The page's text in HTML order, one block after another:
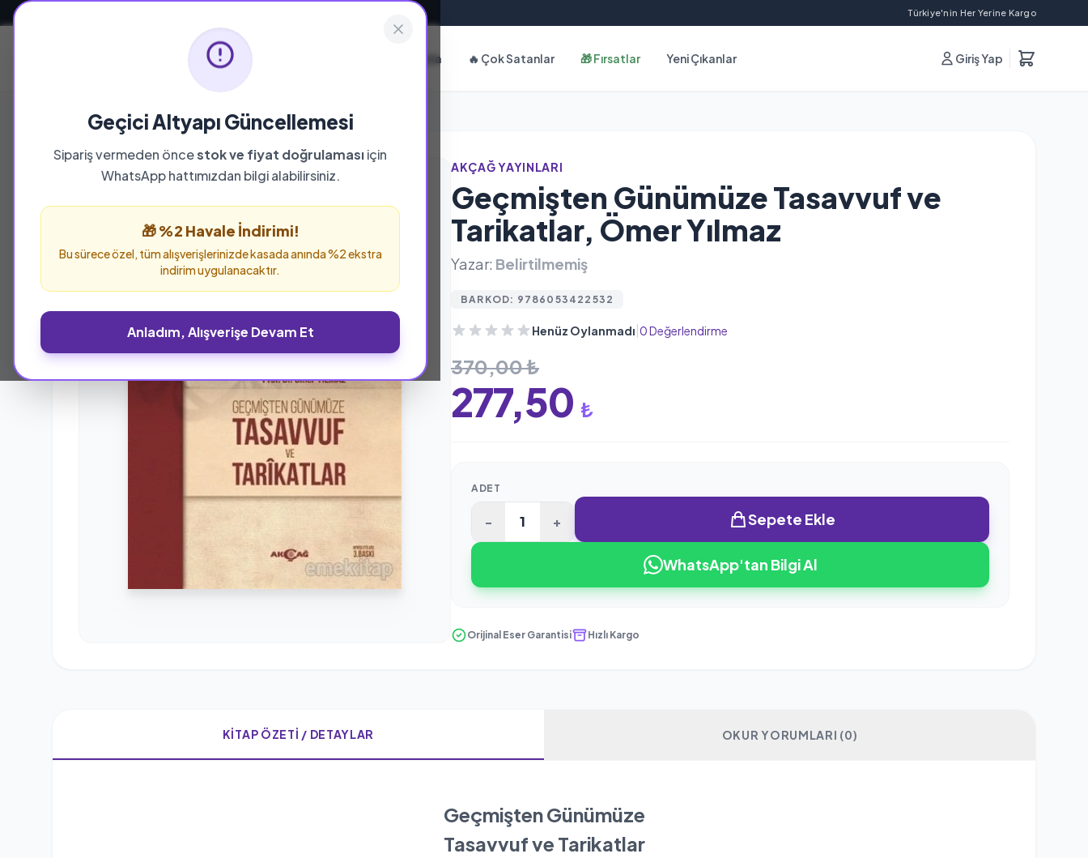
Geçici Altyapı Güncellemesi
Sipariş vermeden öncestok ve fiyat doğrulamasıiçin
WhatsApp hattımızdan bilgi alabilirsiniz.
🎁 %2 Havale İndirimi!
Bu sürece özel, tüm alışverişlerinizde kasada anında %2 ekstra
indirim uygulanacaktır.
Anladım, Alışverişe Devam Et
Türkiye'nin Her Yerine Kargo
Hakkımızda 🔥 Çok Satanlar 🎁 Fırsatlar Yeni Çıkanlar Giriş Yap
%25 İNDİRİM
AKÇAĞ YAYINLARI
Geçmişten Günümüze Tasavvuf ve
Tarikatlar, Ömer Yılmaz
Yazar: Belirtilmemiş
BARKOD: 9786053422532
Henüz Oylanmadı 0 Değerlendirme
370,00 ₺
277,50 ₺
ADET
- + Sepete Ekle
WhatsApp'tan Bilgi Al
Orijinal Eser Garantisi Hızlı Kargo
KITAP ÖZETI / DETAYLAR OKUR YORUMLARI (0)
Geçmişten Günümüze
Tasavvuf ve Tarikatlar